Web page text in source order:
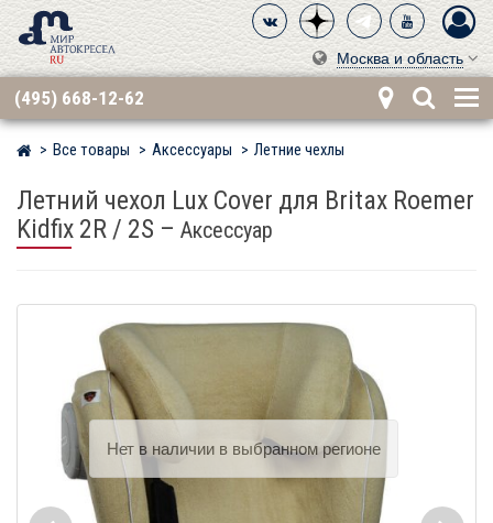
Москва и область
(495) 668-12-62
Мир детских автокресел
Все товары Аксессуары Летние чехлы
Летний чехол Lux Cover для Britax Roemer
Kidfix 2R / 2S – Аксессуар